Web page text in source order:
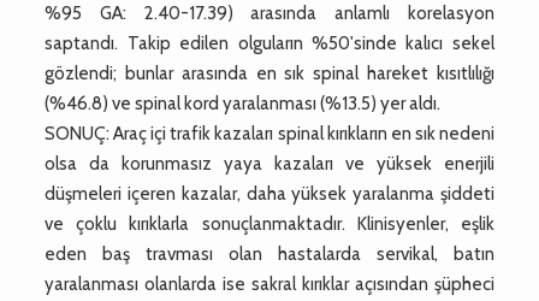
%95 GA: 2.40-17.39) arasında anlamlı korelasyon
saptandı. Takip edilen olguların %50'sinde kalıcı sekel
gözlendi; bunlar arasında en sık spinal hareket kısıtlılığı
(%46.8) ve spinal kord yaralanması (%13.5) yer aldı.
SONUÇ: Araç içi trafik kazaları spinal kırıkların en sık nedeni
olsa da korunmasız yaya kazaları ve yüksek enerjili
düşmeleri içeren kazalar, daha yüksek yaralanma şiddeti
ve çoklu kırıklarla sonuçlanmaktadır. Klinisyenler, eşlik
eden baş travması olan hastalarda servikal, batın
yaralanması olanlarda ise sakral kırıklar açısından şüpheci